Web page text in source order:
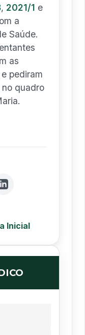
, 2021/1 e
a
Saúde.
as
pediram
quadro
Inicial